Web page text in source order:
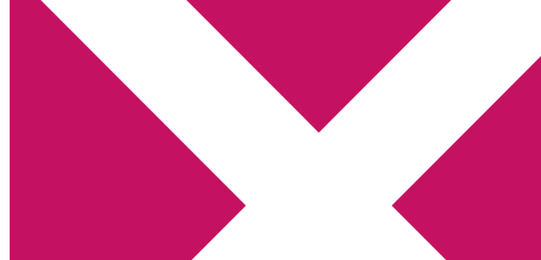
Hem
Boktolva
Författarfemman
Kontakt
Webbshop Amazon